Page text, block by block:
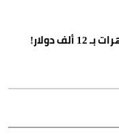
دولار!